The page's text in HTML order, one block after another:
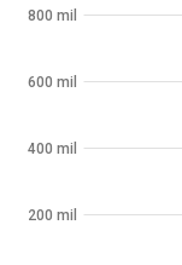
200 mil
400 mil
600 mil
800 mil